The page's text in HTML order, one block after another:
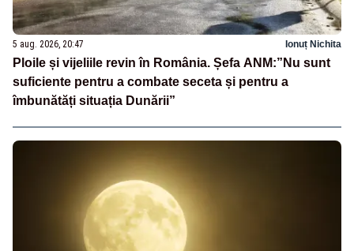
5 aug. 2026, 20:47 Ionuț Nichita
Ploile și vijeliile revin în România. Șefa ANM:”Nu sunt
suficiente pentru a combate seceta și pentru a
îmbunătăți situația Dunării”